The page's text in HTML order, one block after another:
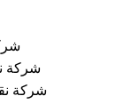
شركة
شركة